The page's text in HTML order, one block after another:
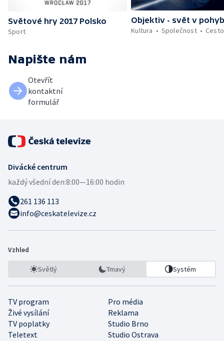
Světové hry 2017 Polsko
Sport
Objektiv - svět v
Kultura
Společnost
Napište nám
Otevřít
kontaktní
formulář
Divácké centrum
každý všední den:8:00—16:00 hodin
261 136 113
info@ceskatelevize.cz
Vzhled
Světlý Tmavý Systém
TV program
Pro média
Živé vysílání
Reklama
TV poplatky
Studio Brno
Teletext
Studio Ostrava